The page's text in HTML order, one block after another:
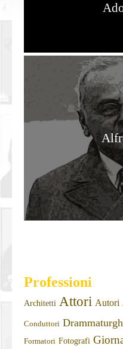
Professioni
Architetti Attori Autori
Conduttori
Formatori Fotografi